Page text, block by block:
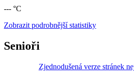
--- °C
Zobrazit podrobnější statistiky
Senioři
Zjednodušená verze stránek